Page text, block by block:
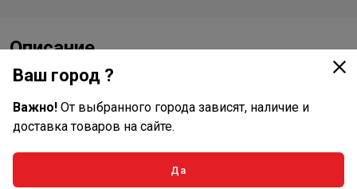
Описание
Тройник с наружной резьбой Varmega Inox Press с двух
сторон имеет раструбное соединение для труб, а с
другой стороны фитинга находится наружное
присоединить к трубопроводу различные резьбовые
элементы (краны, фильтры и т. п.), также дает
Ваш город ?
Важно! От выбранного города зависят, наличие и
доставка товаров на сайте.
Да